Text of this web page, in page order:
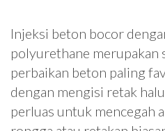
Injeksi beton bocor
polyurethane merupakan
perbaikan beton paling
dengan mengisi retak
perluas untuk mencegah